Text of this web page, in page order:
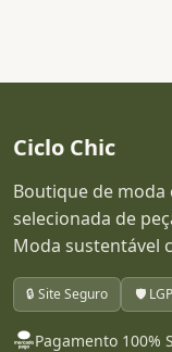
Ciclo Chic
Boutique de
selecionada de
Moda sustentável
🔒 Site Seguro 🛡️
Pagamento 100%